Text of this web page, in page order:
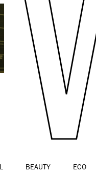
BEAUTY ECO